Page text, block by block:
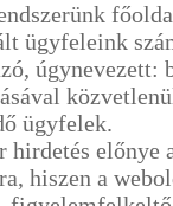
ügyfeleink
úgynevezett:
ügyfelek.
hirdetés előnye
hiszen a